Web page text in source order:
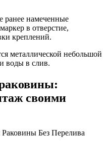
ранее намеченные
в отверстие,
креплений.
металлической небольшой
воды в слив.
своими